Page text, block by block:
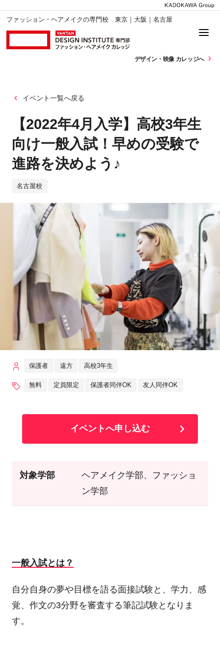
ファッション・ヘアメイクの専門校 東京｜大阪｜名古屋
デザイン・ 映像 カレッジへ
イベント一覧へ戻る
【2022年4月入学】高校3年生
向け一般入試！早めの受験で
進路を決めよう♪
名古屋校
保護者 遠方 高校3年生
無料 定員限定 保護者同伴OK 友人同伴OK
イベントへ申し込む
対象学部
ヘアメイク学部、ファッショ
ン学部
一般入試とは？
自分自身の夢や目標を語る面接試験と、学力、感
覚、作文の3分野を審査する筆記試験となりま
す。